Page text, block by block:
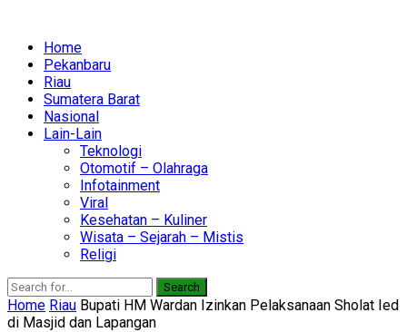
Home
Pekanbaru
Riau
Sumatera Barat
Nasional
Lain-Lain
Teknologi
Otomotif – Olahraga
Infotainment
Viral
Kesehatan – Kuliner
Wisata – Sejarah – Mistis
Religi
Search
Home Riau Bupati HM Wardan Izinkan Pelaksanaan Sholat Ied
di Masjid dan Lapangan